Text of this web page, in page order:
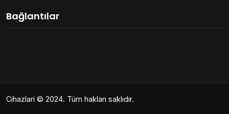
Bağlantılar
Cihazlari © 2024. Tüm hakları saklıdır.